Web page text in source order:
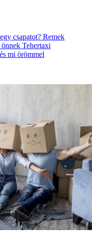
csapatot? Remek
Tehertaxi
mi örömmel